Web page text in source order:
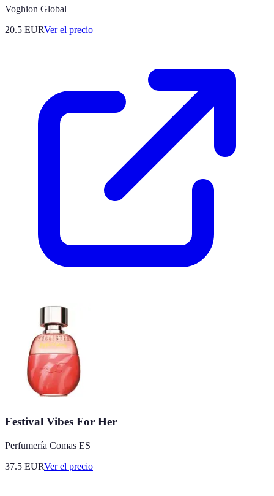
Voghion Global
20.5 EURVer el precio
Festival Vibes For Her
Perfumería Comas ES
37.5 EURVer el precio